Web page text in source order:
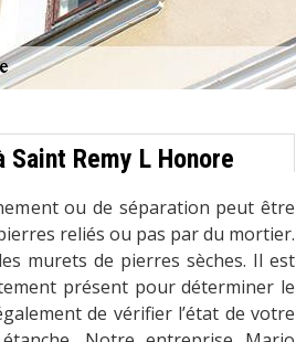
Remy L Honore
ou de séparation peut être
reliés ou pas par du mortier.
murets de pierres sèches. Il est
présent pour déterminer le
de vérifier l’état de votre